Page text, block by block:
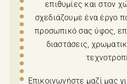
επιθυμίες και στον
σχεδιάζουμε ένα έργο
προσωπικό σας ύφος,
διαστάσεις,
Επικοινωνήστε μαζί μας